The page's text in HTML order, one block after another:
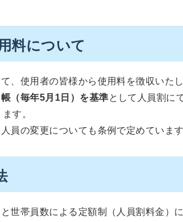
料について
、使用者の皆様から使用料を徴収いたし
（毎年5月1日）を基準として人員割に
す。
員の変更についても条例で定めています
世帯員数による定額制（人員割料金）